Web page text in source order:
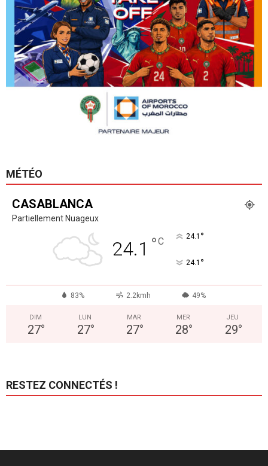
MÉTÉO
CASABLANCA
Partiellement Nuageux
24.1 °C 24.1 °
24.1 °
83% 2.2kmh 49%
DIM
27°
LUN
27°
MAR
27°
MER
28°
JEU
29°
RESTEZ CONNECTÉS !